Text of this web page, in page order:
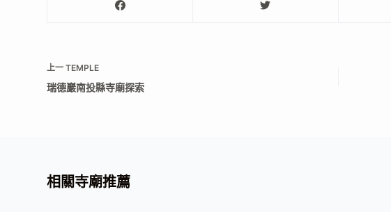
上一TEMPLE
瑞德巖南投縣寺廟探索
相關寺廟推薦